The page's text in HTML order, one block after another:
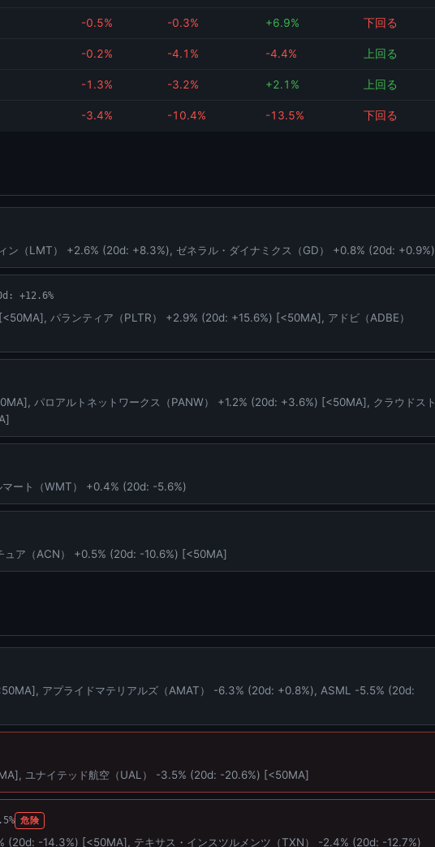
-0.5% -0.3% +6.9% 下回る
-0.2% -4.1% -4.4% 上回る
-1.3% -3.2% +2.1% 上回る
-3.4% -10.4% -13.5% 下回る
ン（LMT） +2.6% (20d: +8.3%), ゼネラル・ダイナミクス（GD） +0.8% (20d: +0.9%)
+12.6%
パランティア（PLTR） +2.9% (20d: +15.6%) [<50MA], アドビ（ADBE）
パロアルトネットワークス（PANW） +1.2% (20d: +3.6%) [<50MA], クラウドスト
ート（WMT） +0.4% (20d: -5.6%)
ア（ACN） +0.5% (20d: -10.6%) [<50MA]
アプライドマテリアルズ（AMAT） -6.3% (20d: +0.8%), ASML -5.5% (20d:
ユナイテッド航空（UAL） -3.5% (20d: -20.6%) [<50MA]
危険
(20d: -14.3%) [<50MA], テキサス・インスツルメンツ（TXN） -2.4% (20d: -12.7%)